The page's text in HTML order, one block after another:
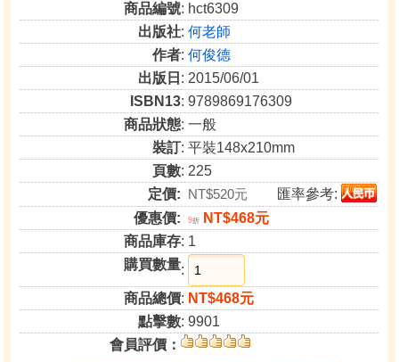
商品編號: hct6309
出版社:何老師
作者:何俊德
出版日 : 2015/06/01
ISBN13: 9789869176309
商品狀態: 一般
裝訂: 平裝148x210mm
頁數: 225
定價: NT$520元
匯率參考:
優惠價:
9折
NT$468元
商品庫存: 1
購買數量:
商品總價: NT$468元
點擊數: 9901
會員評價：